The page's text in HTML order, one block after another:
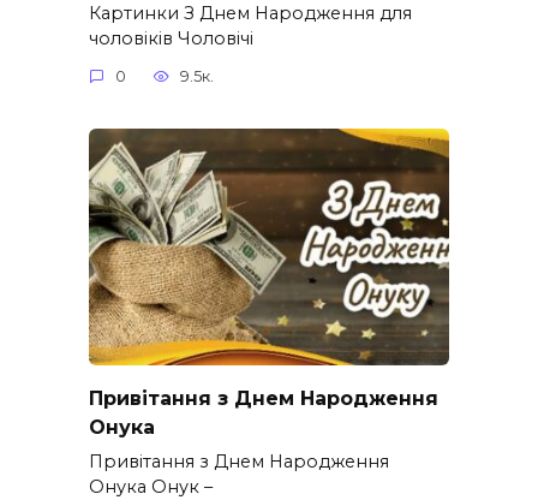
Картинки З Днем Народження для
чоловіків​ Чоловічі
0 9.5к.
Привітання з Днем Народження
Онука
Привітання з Днем Народження
Онука Онук –